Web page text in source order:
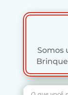
Somos
Pesquisar